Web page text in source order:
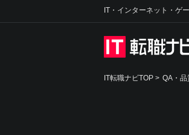
IT・インターネット・ゲ
IT転職ナビTOP > QA・品